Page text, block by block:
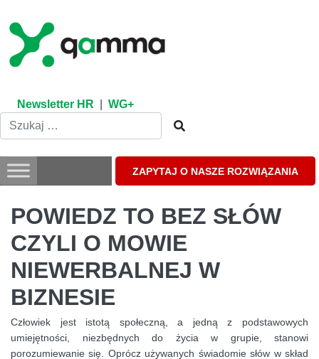
content
Newsletter HR WG+
ZAPYTAJ O NASZE ROZWIĄZANIA
POWIEDZ TO BEZ SŁÓW
CZYLI O MOWIE
NIEWERBALNEJ W
BIZNESIE
Człowiek jest istotą społeczną, a jedną z podstawowych
umiejętności, niezbędnych do życia w grupie, stanowi
porozumiewanie się. Oprócz używanych świadomie słów w skład